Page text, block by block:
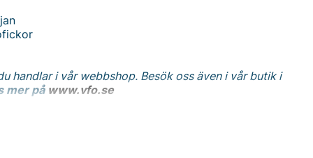
handlar i vår webbshop. Besök oss även i vår butik i
mer på www.vfo.se